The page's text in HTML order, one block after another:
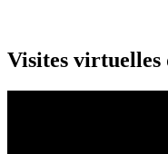
Visites virtuelles